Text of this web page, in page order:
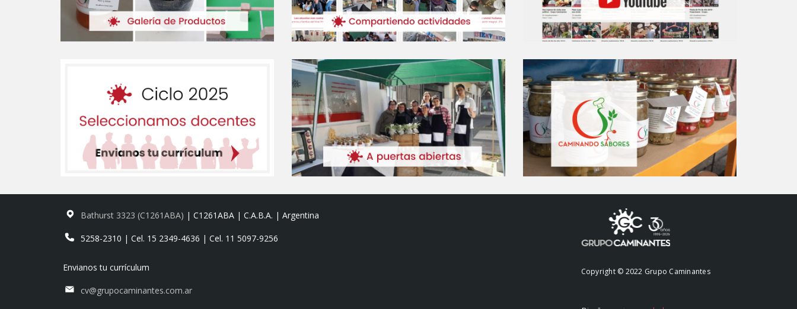
Bathurst 3323 (C1261ABA) | C1261ABA | C.A.B.A. | Argentina
5258-2310 | Cel. 15 2349-4636 | Cel. 11 5097-9256
Envianos tu currículum
cv@grupocaminantes.com.ar
Copyright © 2022 Grupo Caminantes